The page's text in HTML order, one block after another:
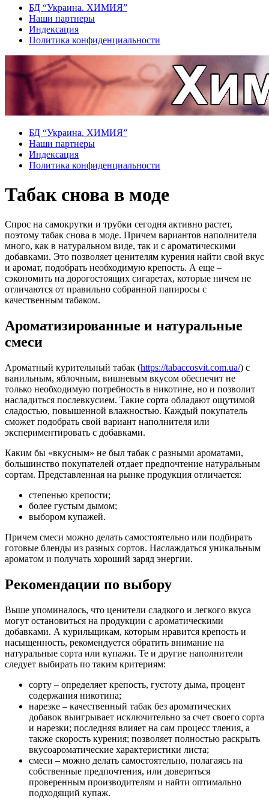
БД “Украина. ХИМИЯ”
Наши партнеры
Индексация
Политика конфиденциальности
БД “Украина. ХИМИЯ”
Наши партнеры
Индексация
Политика конфиденциальности
Табак снова в моде
Спрос на самокрутки и трубки сегодня активно растет,
поэтому табак снова в моде. Причем вариантов наполнителя
много, как в натуральном виде, так и с ароматическими
добавками. Это позволяет ценителям курения найти свой вкус
и аромат, подобрать необходимую крепость. А еще –
сэкономить на дорогостоящих сигаретах, которые ничем не
отличаются от правильно собранной папиросы с
качественным табаком.
Ароматизированные и натуральные
смеси
Ароматный курительный табак (https://tabaccosvit.com.ua/) с
ванильным, яблочным, вишневым вкусом обеспечит не
только необходимую потребность в никотине, но и позволит
насладиться послевкусием. Такие сорта обладают ощутимой
сладостью, повышенной влажностью. Каждый покупатель
сможет подобрать свой вариант наполнителя или
экспериментировать с добавками.
Каким бы «вкусным» не был табак с разными ароматами,
большинство покупателей отдает предпочтение натуральным
сортам. Представленная на рынке продукция отличается:
степенью крепости;
более густым дымом;
выбором купажей.
Причем смеси можно делать самостоятельно или подбирать
готовые бленды из разных сортов. Наслаждаться уникальным
ароматом и получать хороший заряд энергии.
Рекомендации по выбору
Выше упоминалось, что ценители сладкого и легкого вкуса
могут остановиться на продукции с ароматическими
добавками. А курильщикам, которым нравится крепость и
насыщенность, рекомендуется обратить внимание на
натуральные сорта или купажи. Те и другие наполнители
следует выбирать по таким критериям:
сорту – определяет крепость, густоту дыма, процент
содержания никотина;
нарезке – качественный табак без ароматических
добавок выигрывает исключительно за счет своего сорта
и нарезки; последняя влияет на сам процесс тления, а
также скорость курения; позволяет полностью раскрыть
вкусоароматические характеристики листа;
смеси – можно делать самостоятельно, полагаясь на
собственные предпочтения, или довериться
проверенным производителям и найти оптимально
подходящий купаж.